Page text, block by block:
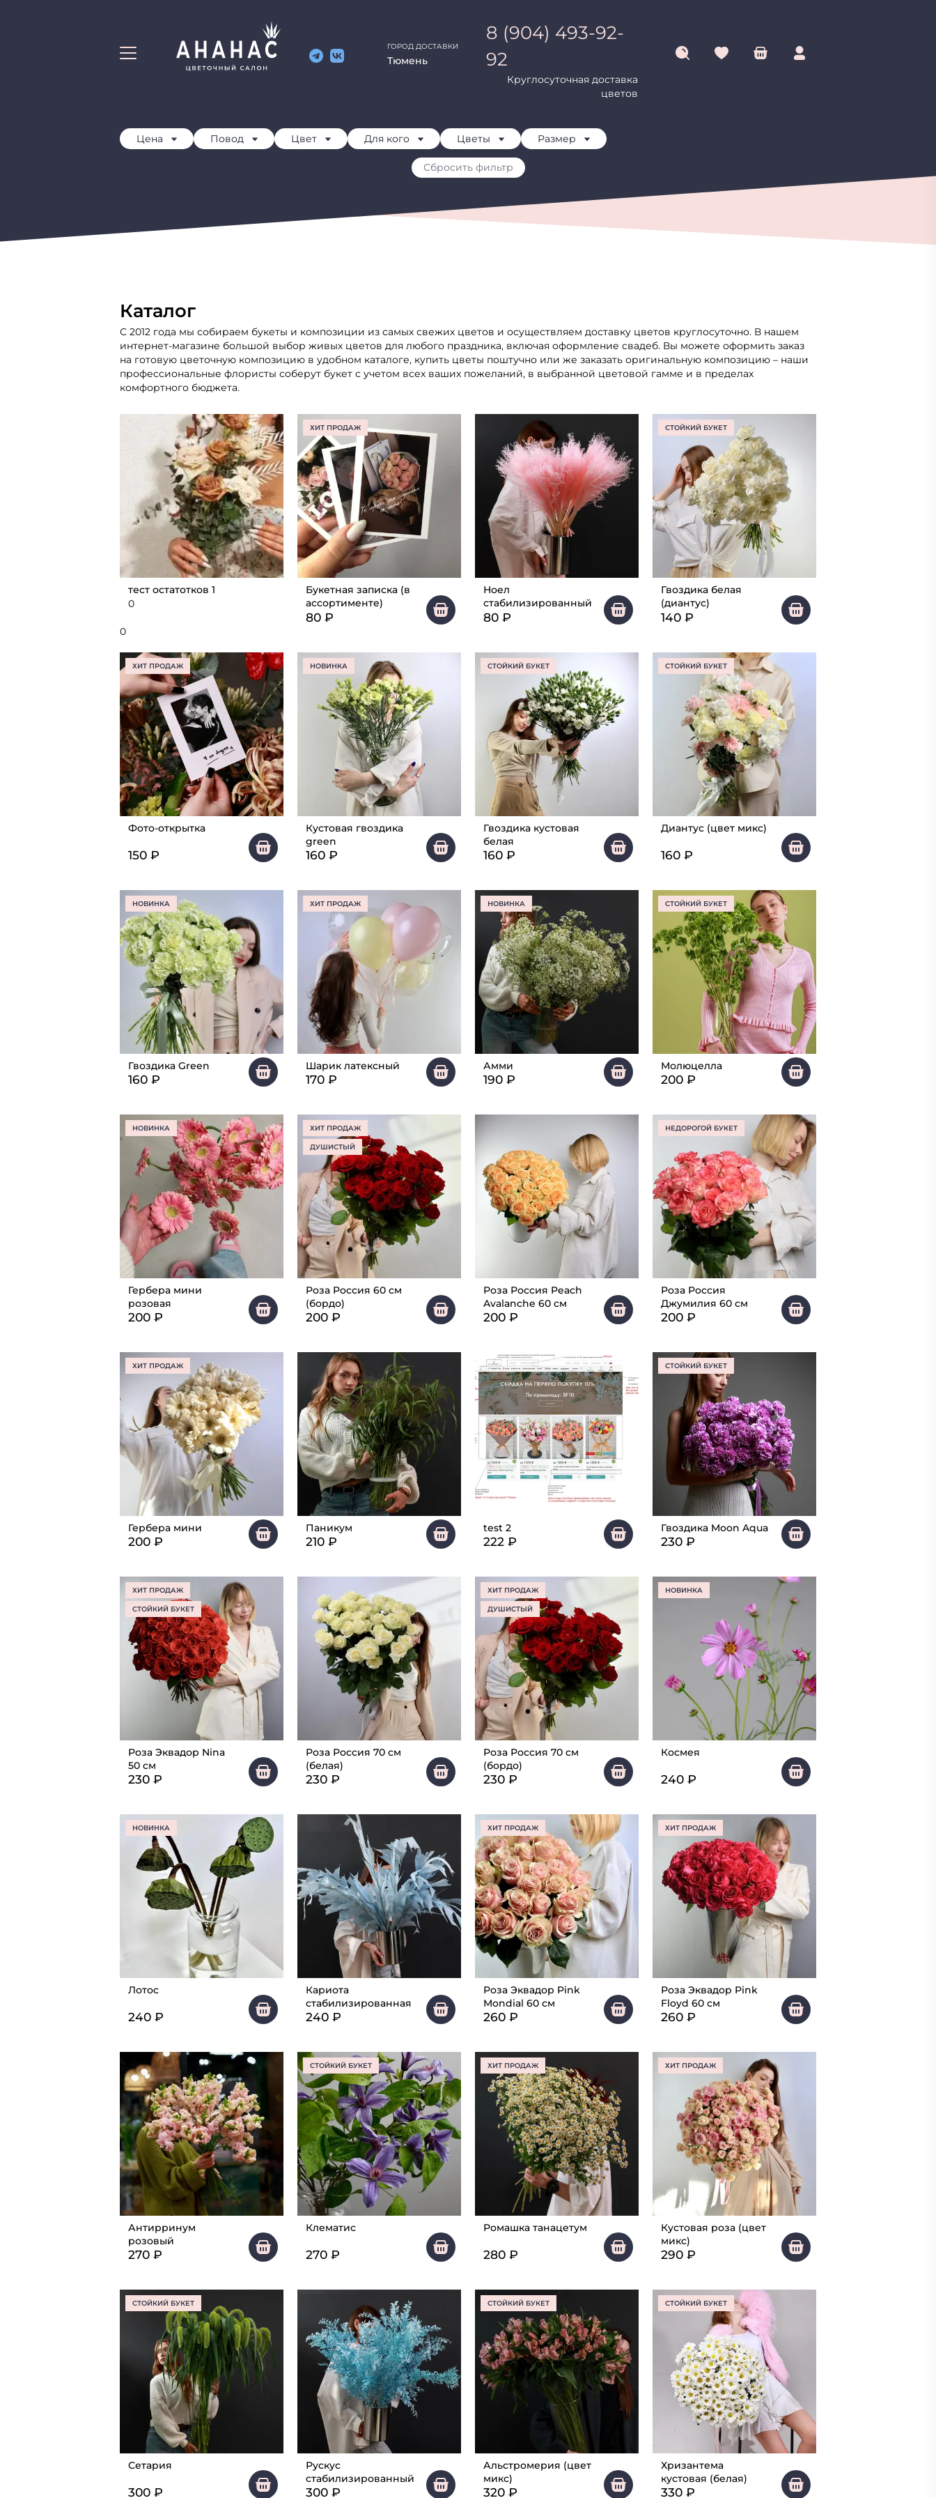
ГОРОД ДОСТАВКИ
Тюмень
8 (904) 493-92-
92
Круглосуточная доставка
цветов
Онлайн Витрина Сертификаты Новинки
Цена Повод Цвет Для кого Цветы Размер
Сбросить фильтр
Каталог
С 2012 года мы собираем букеты и композиции из самых свежих цветов и осуществляем доставку цветов круглосуточно. В нашем
интернет-магазине большой выбор живых цветов для любого праздника, включая оформление свадеб. Вы можете оформить заказ
на готовую цветочную композицию в удобном каталоге, купить цветы поштучно или же заказать оригинальную композицию – наши
профессиональные флористы соберут букет с учетом всех ваших пожеланий, в выбранной цветовой гамме и в пределах
комфортного бюджета.
тест остатотков 1
0
0
ХИТ ПРОДАЖ
Букетная записка (в
ассортименте)
80 ₽
Ноел
стабилизированный
80 ₽
СТОЙКИЙ БУКЕТ
Гвоздика белая
(диантус)
140 ₽
ХИТ ПРОДАЖ
Фото-открытка
150 ₽
НОВИНКА
Кустовая гвоздика
green
160 ₽
СТОЙКИЙ БУКЕТ
Гвоздика кустовая
белая
160 ₽
СТОЙКИЙ БУКЕТ
Диантус (цвет микс)
160 ₽
НОВИНКА
Гвоздика Green
160 ₽
ХИТ ПРОДАЖ
Шарик латексный
170 ₽
НОВИНКА
Амми
190 ₽
СТОЙКИЙ БУКЕТ
Молюцелла
200 ₽
НОВИНКА
Гербера мини
розовая
200 ₽
ХИТ ПРОДАЖ
ДУШИСТЫЙ
Роза Россия 60 см
(бордо)
200 ₽
Роза Россия Peach
Avalanche 60 см
200 ₽
НЕДОРОГОЙ БУКЕТ
Роза Россия
Джумилия 60 см
200 ₽
ХИТ ПРОДАЖ
Гербера мини
200 ₽
Паникум
210 ₽
test 2
222 ₽
СТОЙКИЙ БУКЕТ
Гвоздика Moon Aqua
230 ₽
ХИТ ПРОДАЖ
СТОЙКИЙ БУКЕТ
Роза Эквадор Nina
50 см
230 ₽
Роза Россия 70 см
(белая)
230 ₽
ХИТ ПРОДАЖ
ДУШИСТЫЙ
Роза Россия 70 см
(бордо)
230 ₽
НОВИНКА
Космея
240 ₽
НОВИНКА
Лотос
240 ₽
Кариота
стабилизированная
240 ₽
ХИТ ПРОДАЖ
Роза Эквадор Pink
Mondial 60 см
260 ₽
ХИТ ПРОДАЖ
Роза Эквадор Pink
Floyd 60 см
260 ₽
Антирринум
розовый
270 ₽
СТОЙКИЙ БУКЕТ
Клематис
270 ₽
ХИТ ПРОДАЖ
Ромашка танацетум
280 ₽
ХИТ ПРОДАЖ
Кустовая роза (цвет
микс)
290 ₽
СТОЙКИЙ БУКЕТ
Сетария
300 ₽
Рускус
стабилизированный
300 ₽
СТОЙКИЙ БУКЕТ
Альстромерия (цвет
микс)
320 ₽
СТОЙКИЙ БУКЕТ
Хризантема
кустовая (белая)
330 ₽